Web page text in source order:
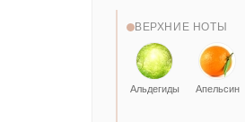
ВЕРХНИЕ НОТЫ
Альдегиды Апельсин